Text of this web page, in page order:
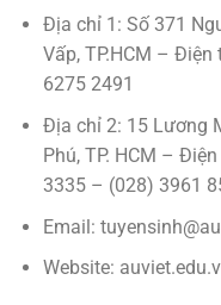
Địa chỉ 1: Số 371
Vấp, TP.HCM –
6275 2491
Địa chỉ 2: 15 Lương
Phú, TP. HCM –
3335 – (028) 3961
Email:
Website: